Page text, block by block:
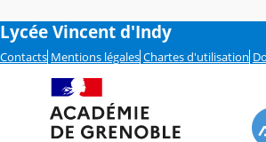
Lycée Vincent d'Indy
Contacts Mentions légales Chartes d'utilisation